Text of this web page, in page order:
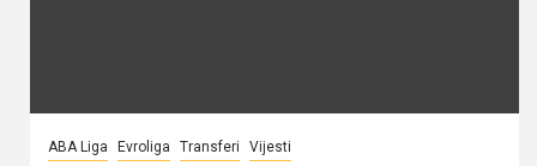
ABA Liga Evroliga Transferi Vijesti